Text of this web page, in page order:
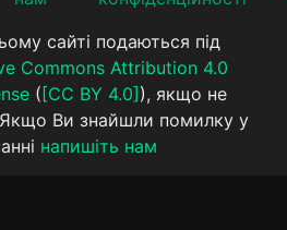
сайті подаються під
Commons Attribution 4.0
( [CC BY 4.0] ), якщо не
Якщо Ви знайшли помилку у
напишіть нам